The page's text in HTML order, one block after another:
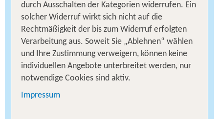
Die Alleenstraße führt dich durch 10
Bundesländer von Rügen im Nord-Osten
Deutschlands ganz in den Süden zum Bodensee.
Das insgesamt 2900 Kilometer lange Straßennetz
bringt dich zu berühmten Orten und
Sehenswürdigkeiten und ist in 10
Reise Deinem jeweiligen persönlichen Interesse
durch Ausschalten der Kategorien widerrufen. Ein
solcher Widerruf wirkt sich nicht auf die
Rechtmäßigkeit der bis zum Widerruf erfolgten
Verarbeitung aus. Soweit Sie „Ablehnen“ wählen
und Ihre Zustimmung verweigern, können keine
individuellen Angebote unterbreitet werden, nur
notwendige Cookies sind aktiv.
Impressum